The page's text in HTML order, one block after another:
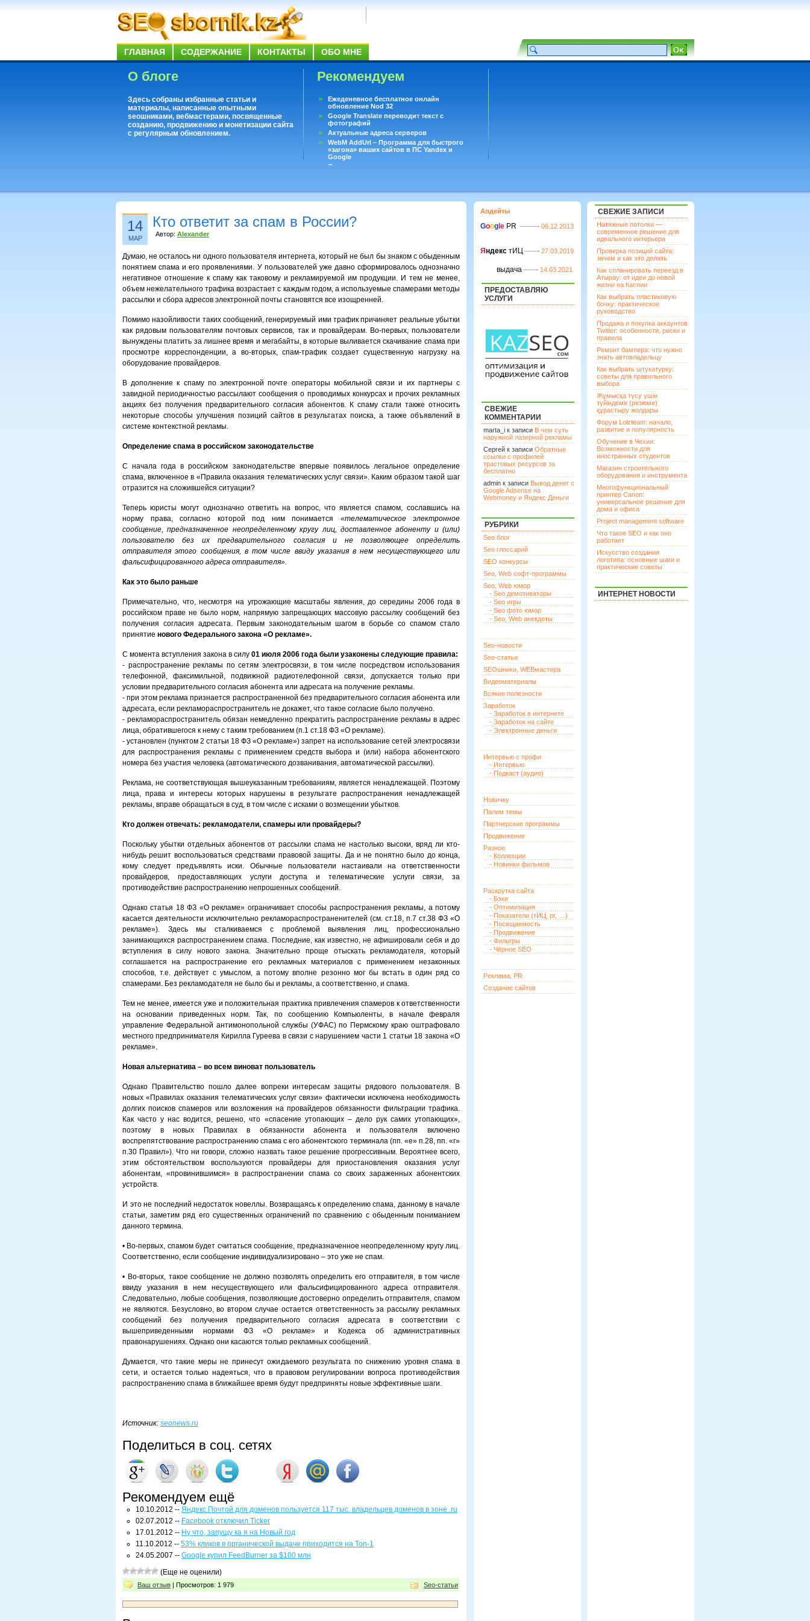
ГЛАВНАЯ СОДЕРЖАНИЕ КОНТАКТЫ ОБО МНЕ
О блоге
Здесь собраны избранные статьи и
материалы, написанные опытными
seoшниками, вебмастерами, посвященные
созданию, продвижению и монетизации сайта
с регулярным обновлением.
Рекомендуем
Ежеденевное бесплатное онлайн
обновление Nod 32
Google Translate переводит текст с
фотографий
Актуальные адреса серверов
WebM AddUrl – Программа для быстрого
«загона» ваших сайтов в ПС Yandex и
Google
Существует вопросы, на которые не может
14
МАР
Кто ответит за спам в России?
Автор: Alexander
Думаю, не осталось ни одного пользователя интернета, который не был бы знаком с обыденным
понятием спама и его проявлениями. У пользователей уже давно сформировалось однозначно
негативное отношение к спаму как таковому и рекламируемой им продукции. И тем не менее,
объем нежелательного трафика возрастает с каждым годом, а используемые спамерами методы
рассылки и сбора адресов электронной почты становятся все изощренней.
Помимо назойливости таких сообщений, генерируемый ими трафик причиняет реальные убытки
как рядовым пользователям почтовых сервисов, так и провайдерам. Во-первых, пользователи
вынуждены платить за лишнее время и мегабайты, в которые выливается скачивание спама при
просмотре корреспонденции, а во-вторых, спам-трафик создает существенную нагрузку на
оборудование провайдеров.
В дополнение к спаму по электронной почте операторы мобильной связи и их партнеры с
завидной периодичностью рассылают сообщения о проводимых конкурсах и прочих рекламных
акциях без получения предварительного согласия абонентов. К спаму стали также относить
некоторые способы улучшения позиций сайтов в результатах поиска, а также объявлений в
системе контекстной рекламы.
Определение спама в российском законодательстве
С начала года в российском законодательстве впервые появилось легальное определение
спама, включенное в «Правила оказания телематических услуг связи». Каким образом такой шаг
отразится на сложившейся ситуации?
Теперь юристы могут однозначно ответить на вопрос, что является спамом, сославшись на
норму права, согласно которой под ним понимается «телематическое электронное
сообщение, предназначенное неопределенному кругу лиц, доставленное абоненту и (или)
пользователю без их предварительного согласия и не позволяющее определить
отправителя этого сообщения, в том числе ввиду указания в нем несуществующего или
фальсифицированного адреса отправителя».
Как это было раньше
Примечательно, что, несмотря на угрожающие масштабы явления, до середины 2006 года в
российском праве не было норм, напрямую запрещающих массовую рассылку сообщений без
получения согласия адресата. Первым законодательным шагом в борьбе со спамом стало
принятие нового Федерального закона «О рекламе».
С момента вступления закона в силу 01 июля 2006 года были узаконены следующие правила:
- распространение рекламы по сетям электросвязи, в том числе посредством использования
телефонной, факсимильной, подвижной радиотелефонной связи, допускается только при
условии предварительного согласия абонента или адресата на получение рекламы.
- при этом реклама признается распространенной без предварительного согласия абонента или
адресата, если рекламораспространитель не докажет, что такое согласие было получено.
- рекламораспространитель обязан немедленно прекратить распространение рекламы в адрес
лица, обратившегося к нему с таким требованием (п.1 ст.18 ФЗ «О рекламе).
- установлен (пунктом 2 статьи 18 ФЗ «О рекламе») запрет на использование сетей электросвязи
для распространения рекламы с применением средств выбора и (или) набора абонентского
номера без участия человека (автоматического дозванивания, автоматической рассылки).
Реклама, не соответствующая вышеуказанным требованиям, является ненадлежащей. Поэтому
лица, права и интересы которых нарушены в результате распространения ненадлежащей
рекламы, вправе обращаться в суд, в том числе с исками о возмещении убытков.
Кто должен отвечать: рекламодатели, спамеры или провайдеры?
Поскольку убытки отдельных абонентов от рассылки спама не настолько высоки, вряд ли кто-
нибудь решит воспользоваться средствами правовой защиты. Да и не понятно было до конца,
кому следует предъявлять иски. Обычные пользователи настаивали на ответственности
провайдеров, предоставляющих услуги доступа и телематические услуги связи, за
противодействие распространению непрошенных сообщений.
Однако статья 18 ФЗ «О рекламе» ограничивает способы распространения рекламы, а потому
касается деятельности исключительно рекламораспространенителей (см. ст.18, п.7 ст.38 ФЗ «О
рекламе»). Здесь мы сталкиваемся с проблемой выявления лиц, профессионально
занимающихся распространением спама. Последние, как известно, не афишировали себя и до
вступления в силу нового закона. Значительно проще отыскать рекламодателя, который
соглашается на распространение его рекламных материалов с применением незаконных
способов, т.е. действует с умыслом, а потому вполне резонно мог бы встать в один ряд со
спамерами. Без рекламодателя не было бы и рекламы, а соответственно, и спама.
Тем не менее, имеется уже и положительная практика привлечения спамеров к ответственности
на основании приведенных норм. Так, по сообщению Компьюленты, в начале февраля
управление Федеральной антимонопольной службы (УФАС) по Пермскому краю оштрафовало
местного предпринимателя Кирилла Гуреева в связи с нарушением части 1 статьи 18 закона «О
рекламе».
Новая альтернатива – во всем виноват пользователь
Однако Правительство пошло далее вопреки интересам защиты рядового пользователя. В
новых «Правилах оказания телематических услуг связи» фактически исключена необходимость
долгих поисков спамеров или возложения на провайдеров обязанности фильтрации трафика.
Как часто у нас водится, решено, что «спасение утопающих – дело рук самих утопающих»,
поэтому в новых Правилах в обязанности абонента и пользователя включено
воспрепятствование распространению спама с его абонентского терминала (пп. «е» п.28, пп. «г»
п.30 Правил»). Что ни говори, сложно назвать такое решение прогрессивным. Вероятнее всего,
этим обстоятельством воспользуются провайдеры для приостановления оказания услуг
абонентам, «провинившимся» в распространении спама со своих зараженных абонентских
устройств.
И это не последний недостаток новеллы. Возвращаясь к определению спама, данному в начале
статьи, заметим ряд его существенных ограничений по сравнению с обыденным пониманием
данного термина.
• Во-первых, спамом будет считаться сообщение, предназначенное неопределенному кругу лиц.
Соответственно, если сообщение индивидуализировано – это уже не спам.
• Во-вторых, такое сообщение не должно позволять определить его отправителя, в том числе
ввиду указания в нем несуществующего или фальсифицированного адреса отправителя.
Следовательно, любые сообщения, позволяющие достоверно определить отправителя, спамом
не являются. Безусловно, во втором случае остается ответственность за рассылку рекламных
сообщений без получения предварительного согласия адресата в соответствии с
вышеприведенными нормами ФЗ «О рекламе» и Кодекса об административных
правонарушениях. Однако они касаются только рекламных сообщений.
Думается, что такие меры не принесут ожидаемого результата по снижению уровня спама в
сети, и остается только надеяться, что в правовом регулировании вопроса противодействия
распространению спама в ближайшее время будут предприняты новые эффективные шаги.
Источник: seonews.ru
Поделиться в соц. сетях
Рекомендуем ещё
10.10.2012 -- Яндекс.Почтой для доменов пользуется 117 тыс. владельцев доменов в зоне .ru
02.07.2012 -- Facebook отключил Ticker
17.01.2012 -- Ну что, запущу ка я на Новый год
11.10.2012 -- 53% кликов в органической выдаче приходится на Топ-1
24.05.2007 -- Google купил FeedBurner за $100 млн
(Еще не оценили)
Ваш отзыв | Просмотров: 1 979 Seo-статьи
Апдейты
Goog le PR 06.12.2013
Я ндекс тИЦ 27.03.2019
выдача 14.03.2021
ПРЕДОСТАВЛЯЮ
УСЛУГИ
СВЕЖИЕ
КОММЕНТАРИИ
marta_i к записи В чем суть
наружной лазерной рекламы
Сергей к записи Обратные
ссылки с профилей
трастовых ресурсов за
бесплатно
admin к записи Вывод денег с
Google Adsense на
Webmoney и Яндекс Деньги
РУБРИКИ
Seo блог
Seo глоссарий
SEO конкурсы
Seo, Web софт-программы
Seo, Web юмор
- Seo демотиваторы
- Seo игры
- Seo фото юмор
- Seo, Web анекдоты
Seo-новости
Seo-статьи
SEOшники, WEBмастера
Видеоматериалы
Всякие полезности
Заработок
- Заработок в интернете
- Заработок на сайте
- Электронные деньги
Интервью с профи
- Интервью
- Подкаст (аудио)
Новичку
Палим темы
Партнерские программы
Продвижение
Разное
- Коллекции
- Новинки фильмов
Раскрутка сайта
- Бэки
- Оптимизация
- Показатели (тИЦ, pr, …)
- Посещаемость
- Продвижение
- Фильтры
- Чёрное SEO
Реклама, PR
Создание сайтов
СВЕЖИЕ ЗАПИСИ
Натяжные потолки —
современное решение для
идеального интерьера
Проверка позиций сайта:
зачем и как это делать
Как спланировать переезд в
Атырау: от идеи до новой
жизни на Каспии
Как выбрать пластиковую
бочку: практическое
руководство
Продажа и покупка аккаунтов
Twitter: особенности, риски и
правила
Ремонт бампера: что нужно
знать автовладельцу
Как выбрать штукатурку:
советы для правильного
выбора
Жұмысқа түсу үшін
түйіндеме (резюме)
құрастыру жолдары
Форум Lolzteam: начало,
развитие и популярность
Обучение в Чехии:
Возможности для
иностранных студентов
Магазин строительного
оборудования и инструмента
Многофункциональный
принтер Canon:
универсальное решение для
дома и офиса
Project management software
Что такое SEO и как оно
работает
Искусство создания
логотипа: основные шаги и
практические советы
ИНТЕРНЕТ НОВОСТИ